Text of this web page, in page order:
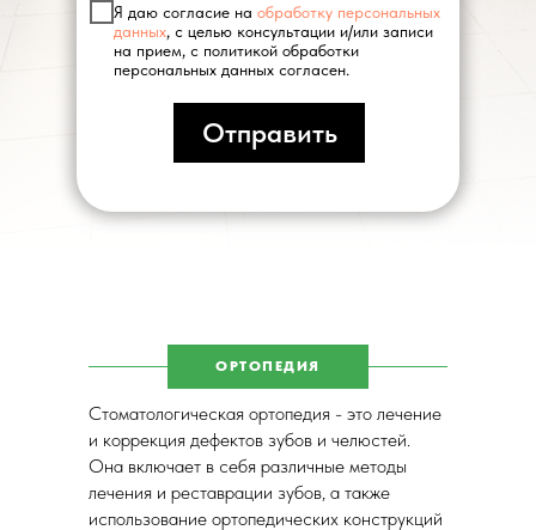
Я даю согласие на обработку персональных
данных, с целью консультации и/или записи
на прием, с политикой обработки
персональных данных согласен.
Отправить
ОРТОПЕДИЯ
Стоматологическая ортопедия - это лечение
и коррекция дефектов зубов и челюстей.
Она включает в себя различные методы
лечения и реставрации зубов, а также
использование ортопедических конструкций